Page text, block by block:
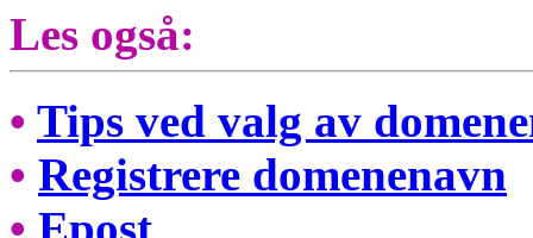
Les også:
• Tips ved valg av
• Registrere domenenavn